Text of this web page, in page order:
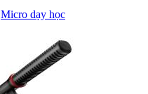
Micro dạy học